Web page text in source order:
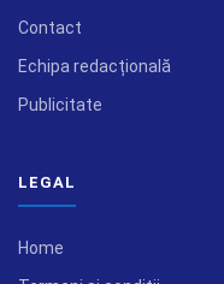
Contact
Echipa redacțională
Publicitate
LEGAL
Home